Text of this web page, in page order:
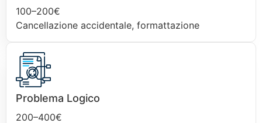
100–200€
Cancellazione accidentale, formattazione
Problema Logico
200–400€